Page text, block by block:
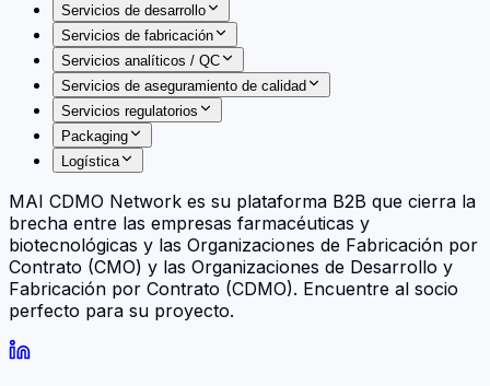
Servicios de desarrollo
Servicios de fabricación
Servicios analíticos / QC
Servicios de aseguramiento de calidad
Servicios regulatorios
Packaging
Logística
MAI CDMO Network es su plataforma B2B que cierra la
brecha entre las empresas farmacéuticas y
biotecnológicas y las Organizaciones de Fabricación por
Contrato (CMO) y las Organizaciones de Desarrollo y
Fabricación por Contrato (CDMO). Encuentre al socio
perfecto para su proyecto.